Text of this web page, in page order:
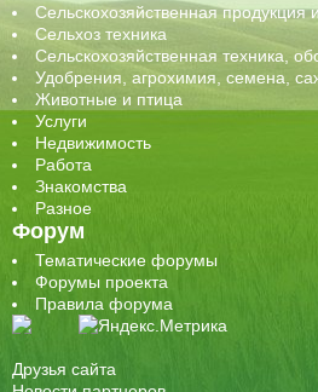
Сельскохозяйственная продукция
Сельхоз техника
Сельскохозяйственная техника,
Удобрения, агрохимия, семена,
Животные и птица
Услуги
Недвижимость
Работа
Знакомства
Разное
Форум
Тематические форумы
Форумы проекта
Правила форума
Друзья сайта